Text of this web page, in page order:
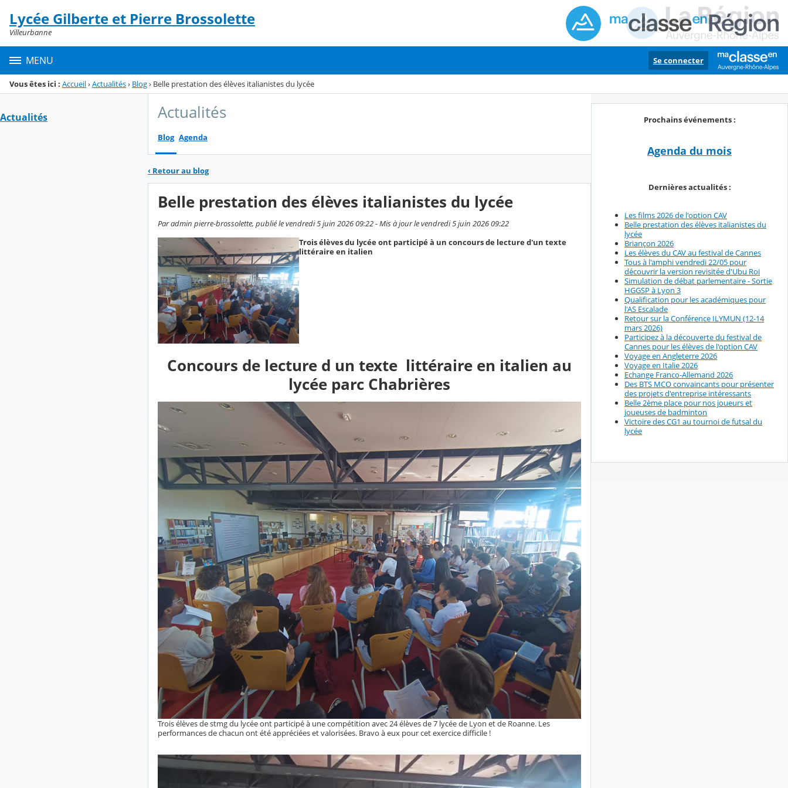
Menu de la rubrique
Contenu
Lycée Gilberte et Pierre Brossolette
Villeurbanne
MENU Se connecter
Vous êtes ici : Accueil›Actualités› Blog› Belle prestation des élèves italianistes du lycée
Actualités Actualités
Blog Agenda
‹ Retour au blog
Belle prestation des élèves italianistes du lycée
Par admin pierre-brossolette, publié le vendredi 5 juin 2026 09:22 - Mis à jour le vendredi 5 juin 2026 09:22
Trois élèves du lycée ont participé à un concours de lecture d'un texte
littéraire en italien
Concours de lecture d un texte littéraire en italien au
lycée parc Chabrières
Trois élèves de stmg du lycée ont participé à une compétition avec 24 élèves de 7 lycée de Lyon et de Roanne. Les
performances de chacun ont été appréciées et valorisées. Bravo à eux pour cet exercice difficile !
Prochains événements :
Agenda du mois
Dernières actualités :
Les films 2026 de l'option CAV
Belle prestation des élèves italianistes du
lycée
Briançon 2026
Les élèves du CAV au festival de Cannes
Tous à l'amphi vendredi 22/05 pour
découvrir la version revisitée d'Ubu Roi
Simulation de débat parlementaire - Sortie
HGGSP à Lyon 3
Qualification pour les académiques pour
l'AS Escalade
Retour sur la Conférence ILYMUN (12-14
mars 2026)
Participez à la découverte du festival de
Cannes pour les élèves de l'option CAV
Voyage en Angleterre 2026
Voyage en Italie 2026
Echange Franco-Allemand 2026
Des BTS MCO convaincants pour présenter
des projets d'entreprise intéressants
Belle 2ème place pour nos joueurs et
joueuses de badminton
Victoire des CG1 au tournoi de futsal du
lycée